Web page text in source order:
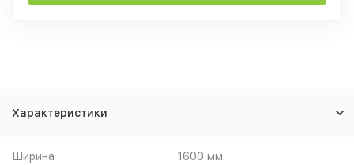
Характеристики
Ширина 1600 мм